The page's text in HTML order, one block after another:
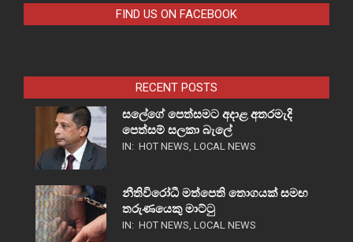
FIND US ON FACEBOOK
RECENT POSTS
සලේගේ පෙත්සමට අදාළ අතරමැදි
පෙත්සම් සලකා බැලේ
IN: HOT NEWS, LOCAL NEWS
නීතිවිරෝධී මත්පෙති තොගයක් සමඟ
තරුණයෙකු මාට්ටු
IN: HOT NEWS, LOCAL NEWS